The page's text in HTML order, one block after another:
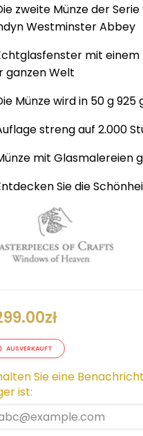
zweite Münzeder Serie
Westminster Abbey
mit einem
ganzen Welt
Münze wirdin 50 g925
streng auf 2.000
mit Glasmalereien
Siedie
zł
AUSVERKAUFT
Sie eine
ist: